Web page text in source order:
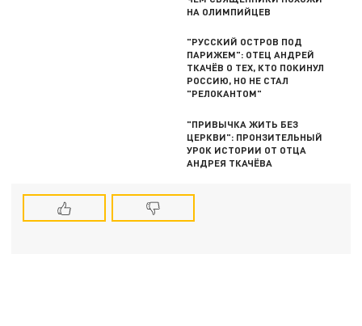
НА ОЛИМПИЙЦЕВ
"РУССКИЙ ОСТРОВ ПОД
ПАРИЖЕМ": ОТЕЦ АНДРЕЙ
ТКАЧЁВ О ТЕХ, КТО ПОКИНУЛ
РОССИЮ, НО НЕ СТАЛ
"РЕЛОКАНТОМ"
"ПРИВЫЧКА ЖИТЬ БЕЗ
ЦЕРКВИ": ПРОНЗИТЕЛЬНЫЙ
УРОК ИСТОРИИ ОТ ОТЦА
АНДРЕЯ ТКАЧЁВА